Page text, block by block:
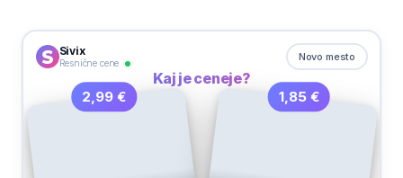
Sivix
Resnične cene
Novo mesto
Kaj je ceneje?
2,99 € 1,85 €